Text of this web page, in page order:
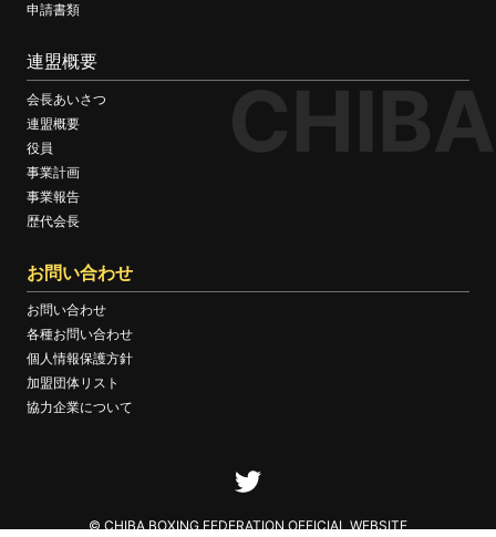
CHIBA
申請書類
連盟概要
会長あいさつ
連盟概要
役員
事業計画
事業報告
歴代会長
お問い合わせ
お問い合わせ
各種お問い合わせ
個人情報保護方針
加盟団体リスト
協力企業について
© CHIBA BOXING FEDERATION OFFICIAL WEBSITE